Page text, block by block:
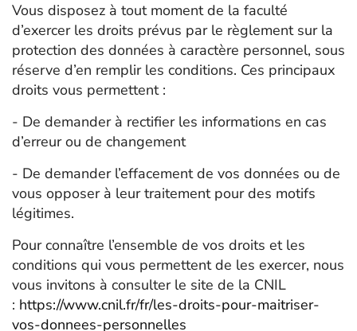
Vous disposez à tout moment de la faculté
d’exercer les droits prévus par le règlement sur la
protection des données à caractère personnel, sous
réserve d’en remplir les conditions. Ces principaux
droits vous permettent :
- De demander à rectifier les informations en cas
d’erreur ou de changement
- De demander l’effacement de vos données ou de
vous opposer à leur traitement pour des motifs
légitimes.
Pour connaître l’ensemble de vos droits et les
conditions qui vous permettent de les exercer, nous
vous invitons à consulter le site de la CNIL
: https://www.cnil.fr/fr/les-droits-pour-maitriser-
vos-donnees-personnelles